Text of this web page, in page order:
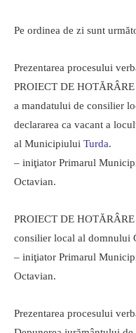
Pe ordinea de zi sunt
Prezentarea procesului
PROIECT DE
a mandatului de consilier
declararea ca vacant a
al Municipiului Turda.
– iniţiator Primarul
Octavian.
PROIECT DE
consilier local al domnului
– iniţiator Primarul
Octavian.
Prezentarea procesului